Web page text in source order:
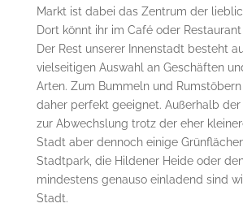
Markt ist dabei das Zentrum der
Dort könnt ihr im Café oder
Der Rest unserer Innenstadt besteht
vielseitigen Auswahl an Geschäften
Arten. Zum Bummeln und
daher perfekt geeignet. Außerhalb
zur Abwechslung trotz der eher
Stadt aber dennoch einige
Stadtpark, die Hildener Heide oder
mindestens genauso einladend sind
Stadt.